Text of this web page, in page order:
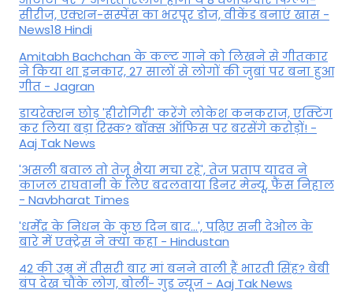
सीरीज, एक्शन-सस्पेंस का भरपूर डोज, वीकेंड बनाएं खास -
News18 Hindi
Amitabh Bachchan के कल्ट गाने को लिखने से गीतकार
ने किया था इनकार, 27 सालों से लोगों की जुबां पर बना हुआ
गीत - Jagran
डायरेक्शन छोड़ 'हीरोगिरी' करेंगे लोकेश कनकराज, एक्टिंग
कर लिया बड़ा रिस्क? बॉक्स ऑफिस पर बरसेंगे करोड़ों! -
Aaj Tak News
'असली बवाल तो तेजू भैया मचा रहे', तेज प्रताप यादव ने
काजल राघवानी के लिए बदलवाया डिनर मेन्यू, फैंस न‍िहाल
- Navbharat Times
'धर्मेंद्र के निधन के कुछ दिन बाद...', पढ़िए सनी देओल के
बारे में एक्ट्रेस ने क्या कहा - Hindustan
42 की उम्र में तीसरी बार मां बनने वाली हैं भारती सिंह? बेबी
बंप देख चौंके लोग, बोलीं- गुड न्यूज - Aaj Tak News